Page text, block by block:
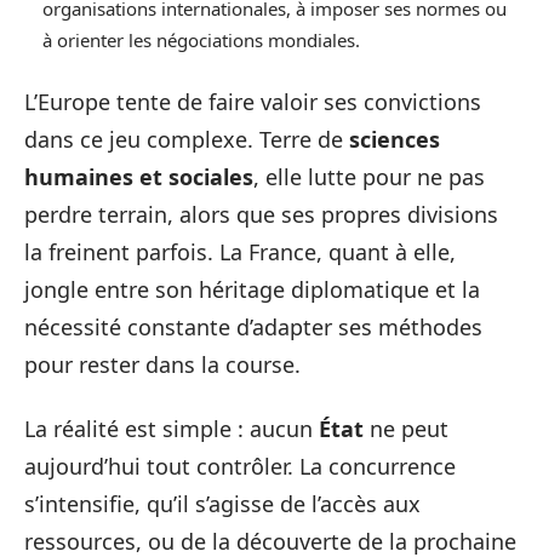
organisations internationales, à imposer ses normes ou
à orienter les négociations mondiales.
L’Europe tente de faire valoir ses convictions
dans ce jeu complexe. Terre de sciences
humaines et sociales, elle lutte pour ne pas
perdre terrain, alors que ses propres divisions
la freinent parfois. La France, quant à elle,
jongle entre son héritage diplomatique et la
nécessité constante d’adapter ses méthodes
pour rester dans la course.
La réalité est simple : aucun État ne peut
aujourd’hui tout contrôler. La concurrence
s’intensifie, qu’il s’agisse de l’accès aux
ressources, ou de la découverte de la prochaine